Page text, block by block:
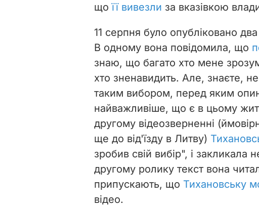
щоїї вивезли за вказівкою
11 серпня було опубліковано
В одному вона повідомила, що
знаю, що багато хто мене
хто зненавидить. Але, знаєте,
таким вибором, перед яким
найважливіше, що є в цьому
другому відеозверненні
ще до від'їзду в Литву)
зробив свій вибір", і закликала
другому ролику текст вона
припускають, що Тихановську
відео.